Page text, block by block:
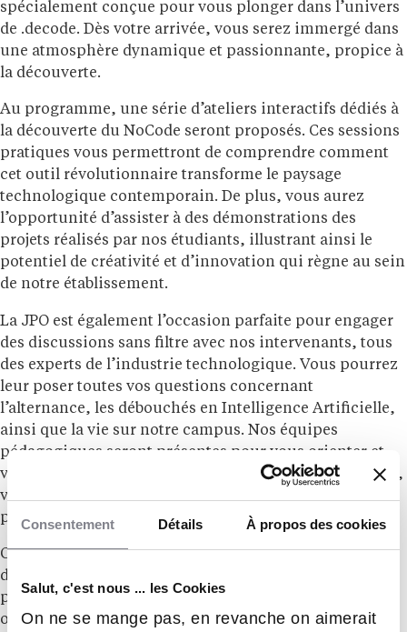
Consentement Détails À propos des cookies
Salut, c'est nous ... les Cookies
On ne se mange pas, en revanche on aimerait
spécialement conçue pour vous plonger dans l’univers
de .decode. Dès votre arrivée, vous serez immergé dans
une atmosphère dynamique et passionnante, propice à
la découverte.
Au programme, une série d’ateliers interactifs dédiés à
la découverte du NoCode seront proposés. Ces sessions
pratiques vous permettront de comprendre comment
cet outil révolutionnaire transforme le paysage
technologique contemporain. De plus, vous aurez
l’opportunité d’assister à des démonstrations des
projets réalisés par nos étudiants, illustrant ainsi le
potentiel de créativité et d’innovation qui règne au sein
de notre établissement.
La JPO est également l’occasion parfaite pour engager
des discussions sans filtre avec nos intervenants, tous
des experts de l’industrie technologique. Vous pourrez
leur poser toutes vos questions concernant
l’alternance, les débouchés en Intelligence Artificielle,
ainsi que la vie sur notre campus. Nos équipes
pédagogiques seront présentes pour vous orienter et
vous offrir des conseils sur votre parcours académique,
vous aidant ainsi à clarifier vos ambitions
professionnelles.
Chez .decode, nous croyons fermement en un modèle
d’école à taille humaine qui favorise un suivi
personnalisé, un avantage que les grandes structures
ont souvent du mal à offrir. Que vous soyez lycéen,